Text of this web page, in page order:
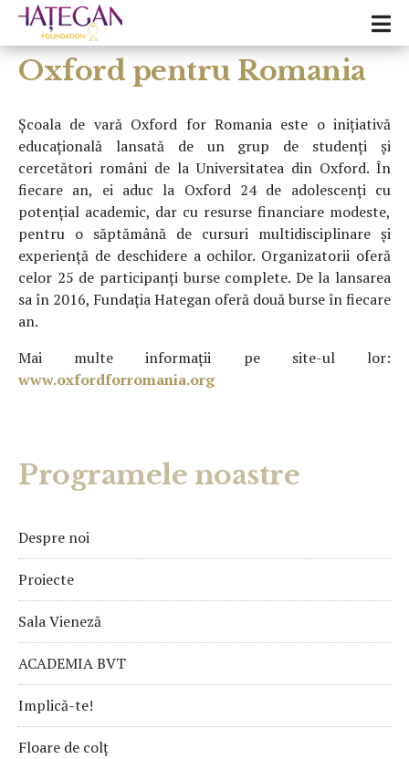
Oxford pentru Romania
Școala de vară Oxford for Romania este o inițiativă
educațională lansată de un grup de studenți și
cercetători români de la Universitatea din Oxford. În
fiecare an, ei aduc la Oxford 24 de adolescenți cu
potențial academic, dar cu resurse financiare modeste,
pentru o săptămână de cursuri multidisciplinare și
experiență de deschidere a ochilor. Organizatorii oferă
celor 25 de participanți burse complete. De la lansarea
sa în 2016, Fundația Hategan oferă două burse în fiecare
an.
Mai multe informații pe site-ul lor:
www.oxfordforromania.org
Programele noastre
Despre noi
Proiecte
Sala Vieneză
ACADEMIA BVT
Implică-te!
Floare de colț